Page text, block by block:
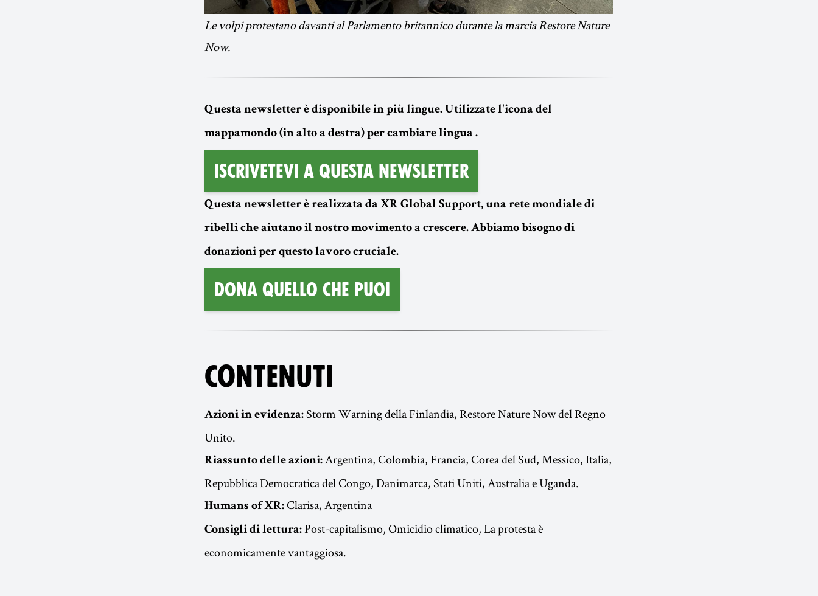
Le volpi protestano davanti al Parlamento britannico durante la marcia Restore Nature
Now.
Questa newsletter è disponibile in più lingue. Utilizzate l'icona del
mappamondo (in alto a destra) per cambiare lingua .
Iscrivetevi a questa newsletter
Questa newsletter è realizzata da XR Global Support, una rete mondiale di
ribelli che aiutano il nostro movimento a crescere. Abbiamo bisogno di
donazioni per questo lavoro cruciale.
Dona quello che puoi
CONTENUTI
Azioni in evidenza: Storm Warning della Finlandia, Restore Nature Now del Regno
Unito.
Riassunto delle azioni: Argentina, Colombia, Francia, Corea del Sud, Messico, Italia,
Repubblica Democratica del Congo, Danimarca, Stati Uniti, Australia e Uganda.
Humans of XR: Clarisa, Argentina
Consigli di lettura: Post-capitalismo, Omicidio climatico, La protesta è
economicamente vantaggiosa.